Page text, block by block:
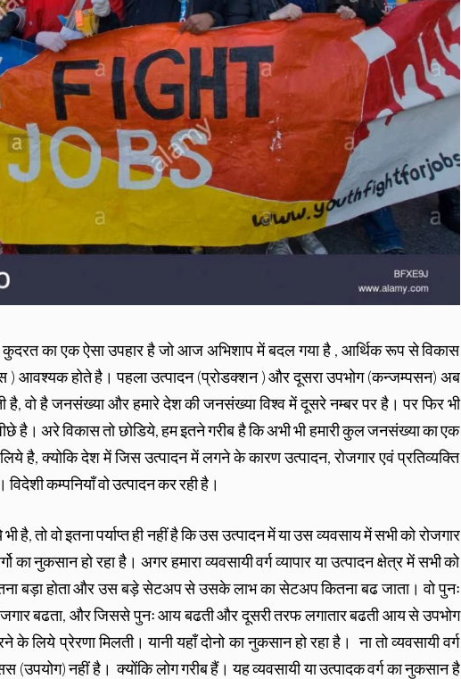
का एक ऐसा उपहार है जो आज अभिशाप में बदल गया है , आर्थिक रूप से विकास
) आवश्यक होते है। पहला उत्पादन (प्रोडक्शन ) और दूसरा उपभोग (कन्जम्पसन) अब
है, वो है जनसंख्या और हमारे देश की जनसंख्या विश्व में दूसरे नम्बर पर है। पर फिर भी
है। अरे विकास तो छोडिये, हम इतने गरीब है कि अभी भी हमारी कुल जनसंख्या का एक
है, क्योकि देश में जिस उत्पादन में लगने के कारण उत्पादन, रोजगार एवं प्रतिव्यक्ति
कम्पनियाँ वो उत्पादन कर रही है।
है, तो वो इतना पर्याप्त ही नहीं है कि उस उत्पादन में या उस व्यवसाय में सभी को रोजगार
नुकसान हो रहा है। अगर हमारा व्यवसायी वर्ग व्यापार या उत्पादन क्षेत्र में सभी को
बड़ा होता और उस बड़े सेटअप से उसके लाभ का सेटअप कितना बढ जाता। वो पुनः
बढता, और जिससे पुनः आय बढती और दूसरी तरफ लगातार बढती आय से उपभोग
प्रेरणा मिलती। यानी यहाँ दोनो का नुकसान हो रहा है। ना तो व्यवसायी वर्ग
(उपयोग) नहीं है। क्योंकि लोग गरीब हैं। यह व्यवसायी या उत्पादक वर्ग का नुकसान है